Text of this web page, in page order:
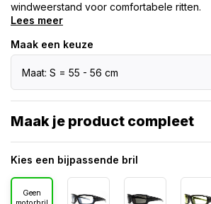
windweerstand voor comfortabele ritten.
Lees meer
Maak een keuze
Maat: S = 55 - 56 cm
Maak je product compleet
Kies een bijpassende bril
Geen